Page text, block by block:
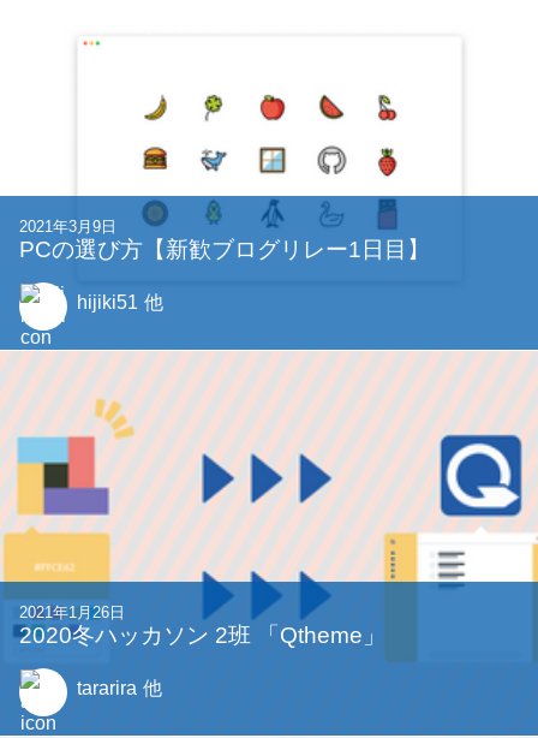
2021年3月9日
PCの選び方【新歓ブログリレー1日目】
hijiki51 他
2021年1月26日
2020冬ハッカソン 2班 「Qtheme」
tararira 他